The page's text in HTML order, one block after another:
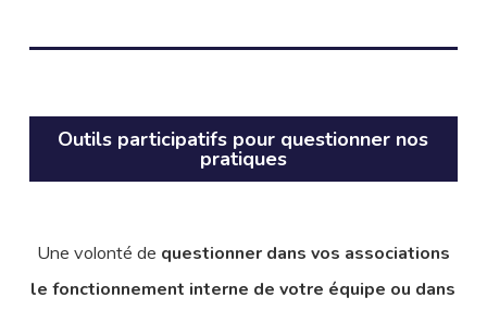
Outils participatifs pour questionner nos
pratiques
Une volonté de questionner dans vos associations
le fonctionnement interne de votre équipe ou dans